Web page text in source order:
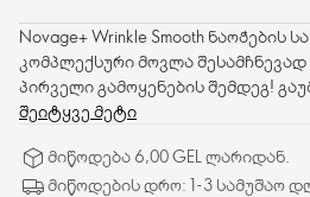
Novage+ Wrinkle Smooth ნაოჭების
კომპლექსური მოვლა
პირველი გამოყენების შემდეგ!
ბიოაქტიური ტექნოლოგიით,
და ანიჭებს კანს ახალგაზრდულ და
შეიტყვე მეტი
მიწოდება 6,00 GEL ლარიდან.
მიწოდების დრო: 1-3 სამუშაო